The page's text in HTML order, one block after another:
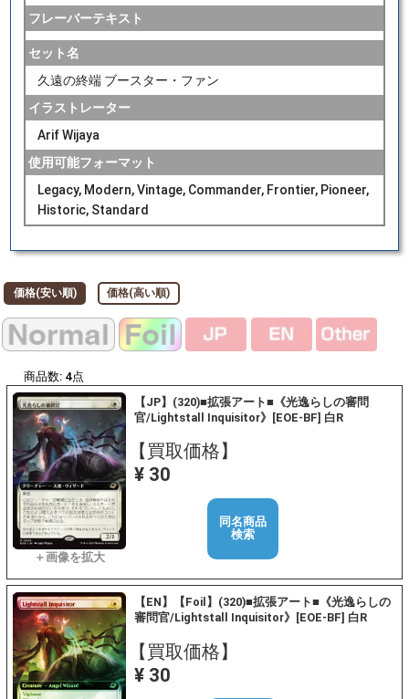
フレーバーテキスト
セット名
久遠の終端 ブースター・ファン
イラストレーター
Arif Wijaya
使用可能フォーマット
Legacy, Modern, Vintage, Commander, Frontier, Pioneer,
Historic, Standard
価格(安い順) 価格(高い順)
商品数: 4点
【JP】(320)■拡張アート■《光逸らしの審問
官/Lightstall Inquisitor》[EOE-BF] 白R
【買取価格】
¥ 30
同名商品
検索
【EN】【Foil】(320)■拡張アート■《光逸らしの
審問官/Lightstall Inquisitor》[EOE-BF] 白R
【買取価格】
¥ 30